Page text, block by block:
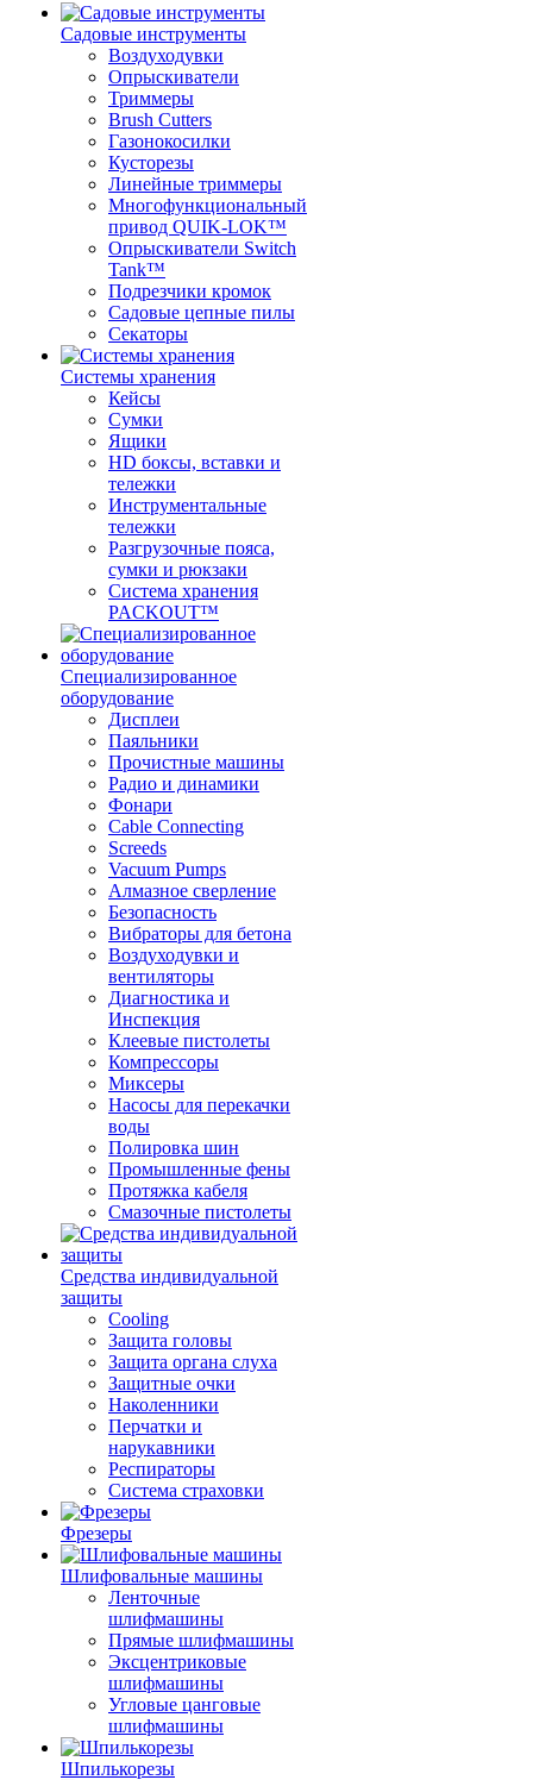
Садовые инструменты
Воздуходувки
Опрыскиватели
Триммеры
Brush Cutters
Газонокосилки
Кусторезы
Линейные триммеры
Многофункциональный
привод QUIK-LOK™
Опрыскиватели Switch
Tank™
Подрезчики кромок
Садовые цепные пилы
Секаторы
Системы хранения
Кейсы
Сумки
Ящики
HD боксы, вставки и
тележки
Инструментальные
тележки
Разгрузочные пояса,
сумки и рюкзаки
Система хранения
PACKOUT™
Специализированное
оборудование
Дисплеи
Паяльники
Прочистные машины
Радио и динамики
Фонари
Cable Connecting
Screeds
Vacuum Pumps
Алмазное сверление
Безопасность
Вибраторы для бетона
Воздуходувки и
вентиляторы
Диагностика и
Инспекция
Клеевые пистолеты
Компрессоры
Миксеры
Насосы для перекачки
воды
Полировка шин
Промышленные фены
Протяжка кабеля
Смазочные пистолеты
Средства индивидуальной
защиты
Cooling
Защита головы
Защита органа слуха
Защитные очки
Наколенники
Перчатки и
нарукавники
Респираторы
Система страховки
Фрезеры
Шлифовальные машины
Ленточные
шлифмашины
Прямые шлифмашины
Эксцентриковые
шлифмашины
Угловые цанговые
шлифмашины
Шпилькорезы